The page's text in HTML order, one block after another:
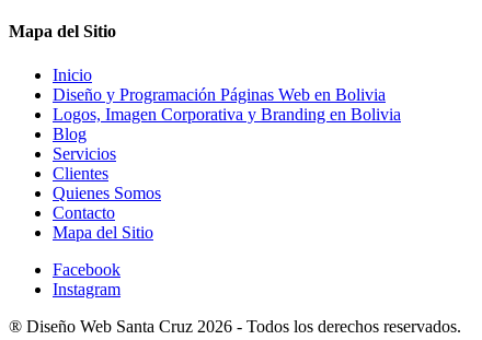
Mapa del Sitio
Inicio
Diseño y Programación Páginas Web en Bolivia
Logos, Imagen Corporativa y Branding en Bolivia
Blog
Servicios
Clientes
Quienes Somos
Contacto
Mapa del Sitio
Facebook
Instagram
® Diseño Web Santa Cruz 2026 - Todos los derechos reservados.